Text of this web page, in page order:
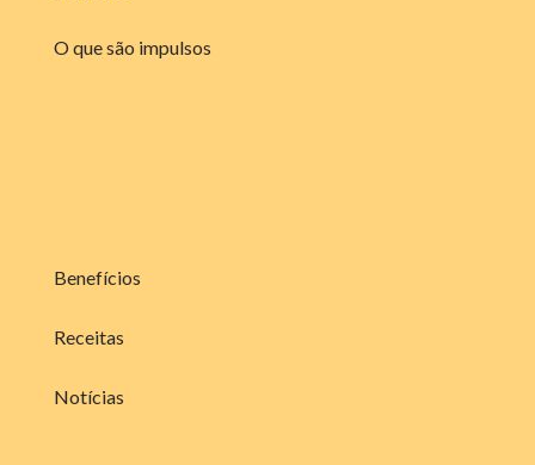
O que são impulsos
Benefícios
Receitas
Notícias